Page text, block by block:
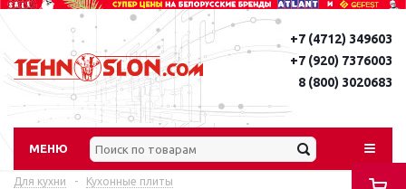
+7 (4712) 349603
+7 (920) 7376003
8 (800) 3020683
МЕНЮ
Для кухни - Кухонные плиты